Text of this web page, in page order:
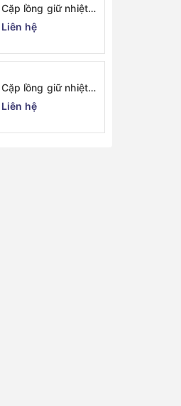
Cặp lồng giữ nhiệt
Kaiyo 1000ml, màu
vàng đồng [KVL-
Liên hệ
Cặp lồng giữ nhiệt
Kaiyo 1000ml, màu
xanh mint [mã KVL-
Liên hệ